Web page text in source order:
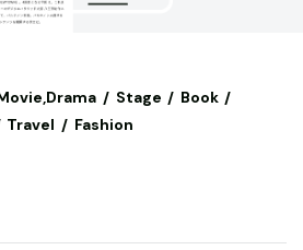
Stage
Book
Travel Fashion